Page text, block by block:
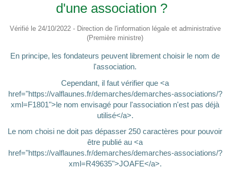
d'une association ?
Vérifié le 24/10/2022 - Direction de l'information légale et administrative
(Première ministre)
En principe, les fondateurs peuvent librement choisir le nom de
l'association.
Cependant, il faut vérifier que <a
href="https://valflaunes.fr/demarches/demarches-associations/?
xml=F1801">le nom envisagé pour l'association n'est pas déjà
utilisé</a>.
Le nom choisi ne doit pas dépasser 250 caractères pour pouvoir
être publié au <a
href="https://valflaunes.fr/demarches/demarches-associations/?
xml=R49635">JOAFE</a>.